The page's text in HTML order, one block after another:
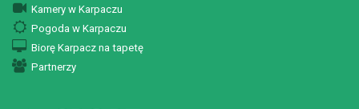
Kamery w Karpaczu
Pogoda w Karpaczu
Biorę Karpacz na tapetę
Partnerzy